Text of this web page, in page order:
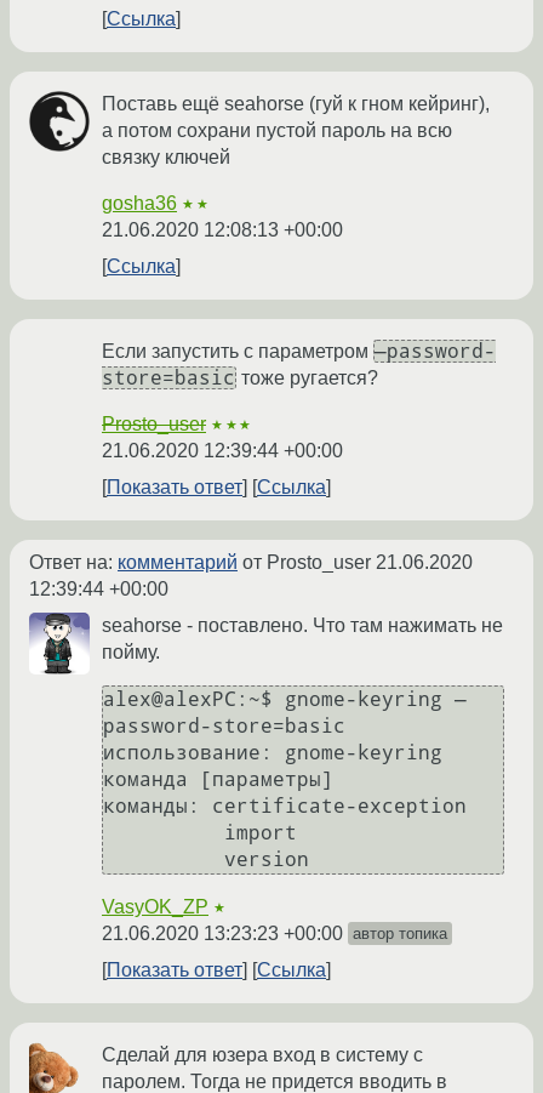
Ссылка
Поставь ещё seahorse (гуй к гном кейринг),
а потом сохрани пустой пароль на всю
связку ключей
gosha36 ★★
21.06.2020 12:08:13 +00:00
Ссылка
Если запустить с параметром —password-
store=basic тоже ругается?
Prosto_user ★★★
21.06.2020 12:39:44 +00:00
Показать ответ
Ссылка
Ответ на: комментарий от Prosto_user 21.06.2020
12:39:44 +00:00
seahorse - поставлено. Что там нажимать не
пойму.
alex@alexPC:~$ gnome-keyring —
password-store=basic
использование: gnome-keyring
команда [параметры]
команды: certificate-exception
VasyOK_ZP ★
21.06.2020 13:23:23 +00:00 автор топика
Показать ответ Ссылка
Сделай для юзера вход в систему с
паролем. Тогда не придется вводить в